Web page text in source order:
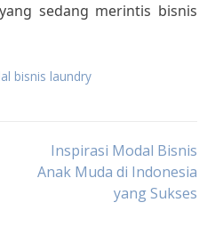
sedang merintis bisnis
bisnis laundry
Inspirasi Modal Bisnis
Anak Muda di Indonesia
yang Sukses